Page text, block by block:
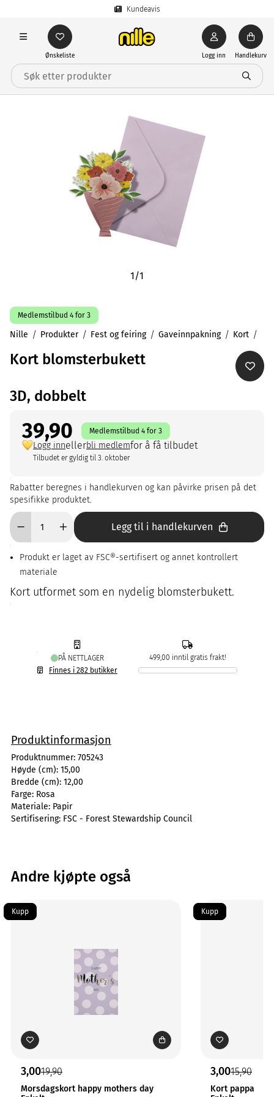
Kundeavis
Ønskeliste Logg inn Handlekurv
1/1
Medlemstilbud 4 for 3
Nille Produkter Fest og feiring Gaveinnpakning Kort
Kort blomsterbukett
3D, dobbelt
39,90 Medlemstilbud 4 for 3
Logg innellerbli medlemfor å få tilbudet
Tilbudet er gyldig til 3. oktober
Rabatter beregnes i handlekurven og kan påvirke prisen på det
spesifikke produktet.
Legg til i handlekurven
Produkt er laget av FSC®-sertifisert og annet kontrollert
materiale
Kort utformet som en nydelig blomsterbukett.
PÅ NETTLAGER
Finnes i 282 butikker
499,00 inntil gratis frakt!
Produktinformasjon
Produktnummer: 705243
Høyde (cm): 15,00
Bredde (cm): 12,00
Farge: Rosa
Materiale: Papir
Sertifisering: FSC - Forest Stewardship Council
Andre kjøpte også
Kupp
3,0019,90
Morsdagskort happy mothers day
Kupp
3,0015,90
Kort pappa